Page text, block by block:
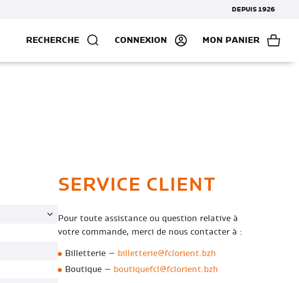
DEPUIS 1926
RECHERCHE CONNEXION MON PANIER
SERVICE CLIENT
Pour toute assistance ou question relative à
votre commande, merci de nous contacter à :
Billetterie –
billetterie@fclorient.bzh
Boutique –
boutiquefcl@fclorient.bzh